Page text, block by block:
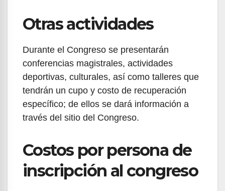
Otras actividades
Durante el Congreso se presentarán
conferencias magistrales, actividades
deportivas, culturales, así como talleres que
tendrán un cupo y costo de recuperación
específico; de ellos se dará información a
través del sitio del Congreso.
Costos por persona de
inscripción al congreso